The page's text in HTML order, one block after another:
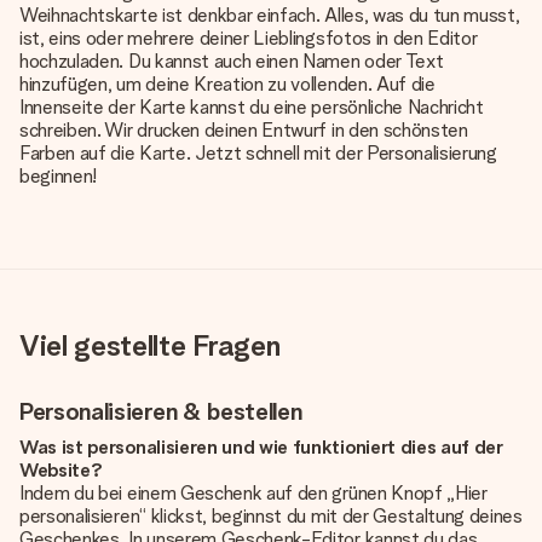
Weihnachtskarte ist denkbar einfach. Alles, was du tun musst,
ist, eins oder mehrere deiner Lieblingsfotos in den Editor
hochzuladen. Du kannst auch einen Namen oder Text
hinzufügen, um deine Kreation zu vollenden. Auf die
Innenseite der Karte kannst du eine persönliche Nachricht
schreiben. Wir drucken deinen Entwurf in den schönsten
Farben auf die Karte. Jetzt schnell mit der Personalisierung
beginnen!
Viel gestellte Fragen
Personalisieren & bestellen
Was ist personalisieren und wie funktioniert dies auf der
Website?
Indem du bei einem Geschenk auf den grünen Knopf „Hier
personalisieren“ klickst, beginnst du mit der Gestaltung deines